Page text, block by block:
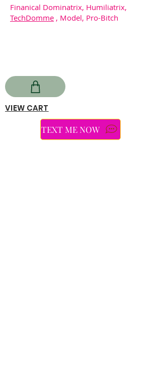
Finanical Dominatrix, Humiliatrix,
TechDomme , Model, Pro-Bitch
VIEW CART
TEXT ME NOW